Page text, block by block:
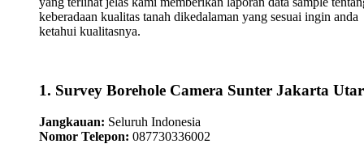
keberadaan kualitas tanah dikedalaman yang sesuai ingin anda
ketahui kualitasnya.
1. Survey Borehole Camera Sunter Jakarta
Jangkauan: Seluruh Indonesia
Nomor Telepon: 087730336002